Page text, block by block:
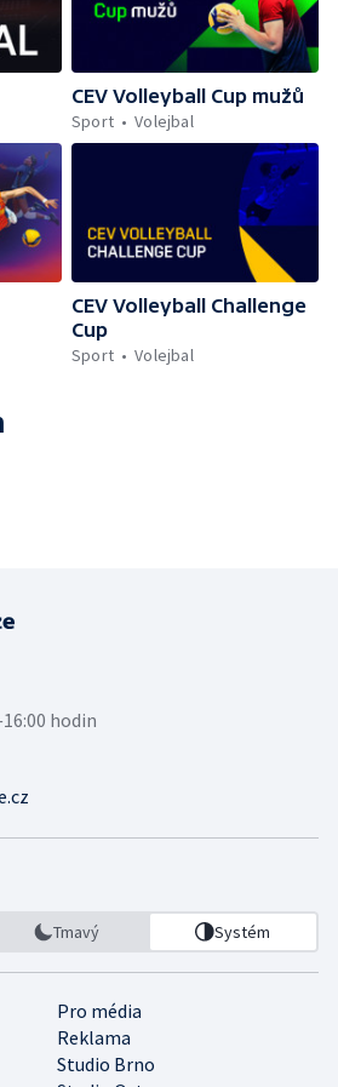
CEV Volleyball Cup mužů
Sport
Volejbal
CEV Volleyball Challenge
Cup
Sport
Volejbal
hodin
Tmavý Systém
Pro média
Reklama
Studio Brno